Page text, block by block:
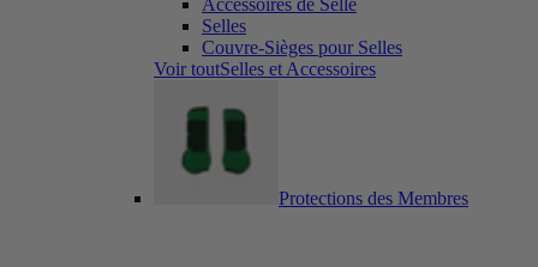
Selles
Couvre-Sièges pour Selles
Voir toutSelles et Accessoires
Protections des Membres